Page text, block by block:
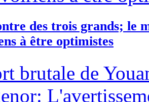
des trois grands; le
à être optimistes